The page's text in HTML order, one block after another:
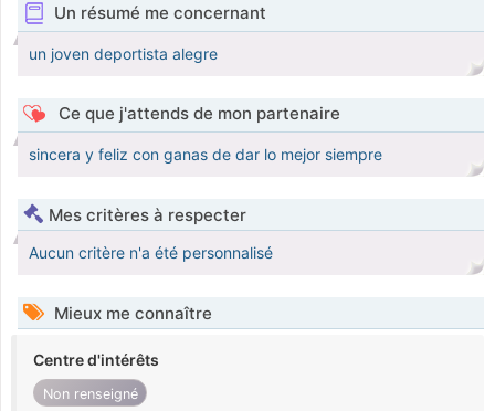
Un résumé me concernant
un joven deportista alegre
Ce que j'attends de mon partenaire
sincera y feliz con ganas de dar lo mejor siempre
Mes critères à respecter
Aucun critère n'a été personnalisé
Mieux me connaître
Centre d'intérêts
Non renseigné